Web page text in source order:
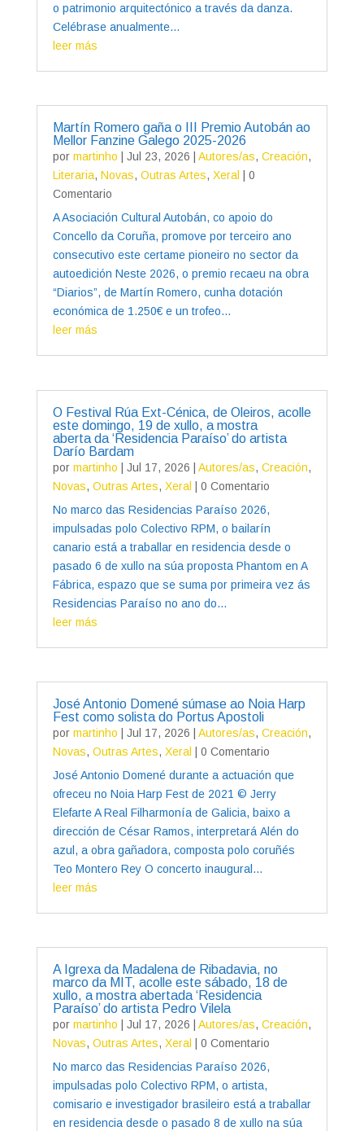
o patrimonio arquitectónico a través da danza.
Celébrase anualmente...
leer más
Martín Romero gaña o III Premio Autobán ao
Mellor Fanzine Galego 2025-2026
por martinho Jul 23, 2026 Autores/as, Creación,
Literaria, Novas, Outras Artes, Xeral
| 0
Comentario
A Asociación Cultural Autobán, co apoio do
Concello da Coruña, promove por terceiro ano
consecutivo este certame pioneiro no sector da
autoedición Neste 2026, o premio recaeu na obra
“Diarios”, de Martín Romero, cunha dotación
económica de 1.250€ e un trofeo...
leer más
O Festival Rúa Ext-Cénica, de Oleiros, acolle
este domingo, 19 de xullo, a mostra
aberta da ‘Residencia Paraíso’ do artista
Darío Bardam
por martinho Jul 17, 2026 Autores/as, Creación,
Novas, Outras Artes, Xeral
| 0 Comentario
No marco das Residencias Paraíso 2026,
impulsadas polo Colectivo RPM, o bailarín
canario está a traballar en residencia desde o
pasado 6 de xullo na súa proposta Phantom en A
Fábrica, espazo que se suma por primeira vez ás
Residencias Paraíso no ano do...
leer más
José Antonio Domené súmase ao Noia Harp
Fest como solista do Portus Apostoli
por martinho Jul 17, 2026 Autores/as, Creación,
Novas, Outras Artes, Xeral
| 0 Comentario
José Antonio Domené durante a actuación que
ofreceu no Noia Harp Fest de 2021 © Jerry
Elefarte A Real Filharmonía de Galicia, baixo a
dirección de César Ramos, interpretará Alén do
azul, a obra gañadora, composta polo coruñés
Teo Montero Rey O concerto inaugural...
leer más
A Igrexa da Madalena de Ribadavia, no
marco da MIT, acolle este sábado, 18 de
xullo, a mostra abertada ‘Residencia
Paraíso’ do artista Pedro Vilela
por martinho Jul 17, 2026 Autores/as, Creación,
Novas, Outras Artes, Xeral
| 0 Comentario
No marco das Residencias Paraíso 2026,
impulsadas polo Colectivo RPM, o artista,
comisario e investigador brasileiro está a traballar
en residencia desde o pasado 8 de xullo na súa